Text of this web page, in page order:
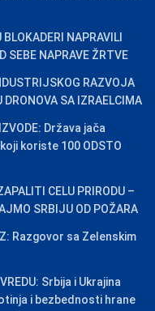
NAPRAVILI
SEBE NAPRAVE ŽRTVE
RAZVOJA
SA IZRAELCIMA
Država jača
koriste 100 ODSTO
CELU PRIRODU –
SRBIJU OD POŽARA
Razgovor sa Zelenskim
Srbija i Ukrajina
i bezbednosti hrane